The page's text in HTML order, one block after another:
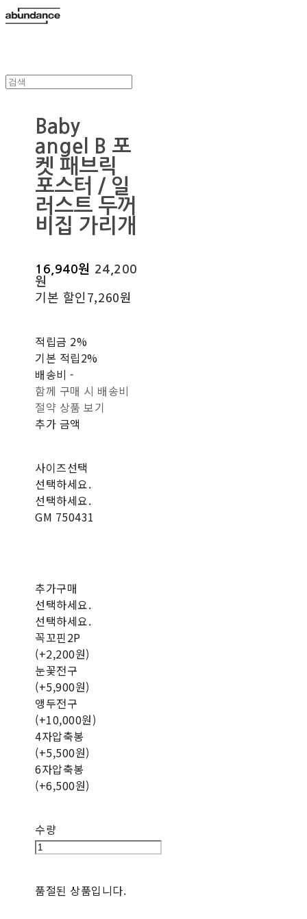
Baby
angel B 포
켓 패브릭
포스터 / 일
러스트 두꺼
비집 가리개
16,940원 24,200
원
기본 할인7,260원
적립금 2%
기본 적립2%
배송비-
함께 구매 시 배송비
절약 상품 보기
추가 금액
사이즈선택
선택하세요.
선택하세요.
GM 750431
추가구매
선택하세요.
선택하세요.
꼭꼬핀2P
(+2,200원)
눈꽃전구
(+5,900원)
앵두전구
(+10,000원)
4자압축봉
(+5,500원)
6자압축봉
(+6,500원)
수량
품절된 상품입니다.